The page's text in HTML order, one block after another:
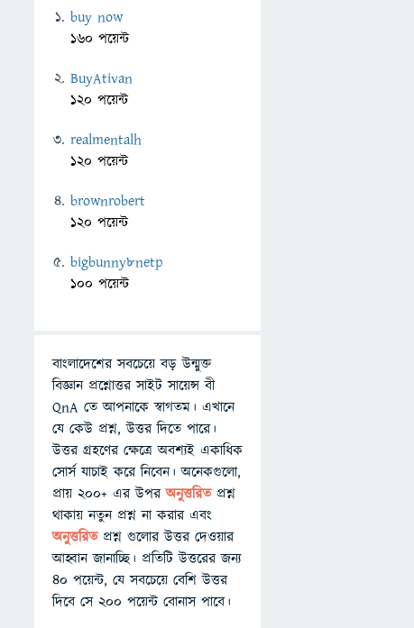
buy now
160 পয়েন্ট
BuyAtivan
120 পয়েন্ট
realmentalh
120 পয়েন্ট
brownrobert
120 পয়েন্ট
bigbunny8netp
100 পয়েন্ট
বাংলাদেশের সবচেয়ে বড় উন্মুক্ত
বিজ্ঞান প্রশ্নোত্তর সাইট সায়েন্স বী
QnA তে আপনাকে স্বাগতম। এখানে
যে কেউ প্রশ্ন, উত্তর দিতে পারে।
উত্তর গ্রহণের ক্ষেত্রে অবশ্যই একাধিক
সোর্স যাচাই করে নিবেন। অনেকগুলো,
প্রায় ২০০+ এর উপরঅনুত্তরিতপ্রশ্ন
থাকায় নতুন প্রশ্ন না করার এবং
অনুত্তরিত প্রশ্ন গুলোর উত্তর দেওয়ার
আহ্বান জানাচ্ছি। প্রতিটি উত্তরের জন্য
৪০ পয়েন্ট, যে সবচেয়ে বেশি উত্তর
দিবে সে ২০০ পয়েন্ট বোনাস পাবে।